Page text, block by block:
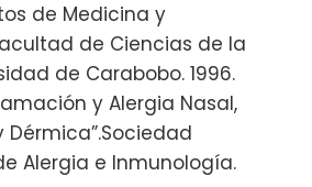
de Medicina y
de Ciencias de la
de Carabobo. 1996.
y Alergia Nasal,
Dérmica”.Sociedad
Alergia e Inmunología.